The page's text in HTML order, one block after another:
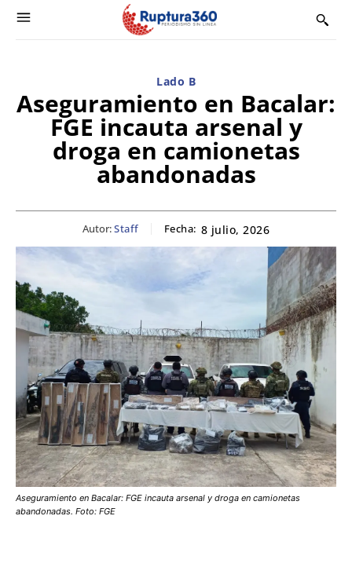
Lado B
Aseguramiento en Bacalar:
FGE incauta arsenal y
droga en camionetas
abandonadas
Autor:Staff Fecha: 8 julio, 2026
Aseguramiento en Bacalar: FGE incauta arsenal y droga en camionetas
abandonadas. Foto: FGE